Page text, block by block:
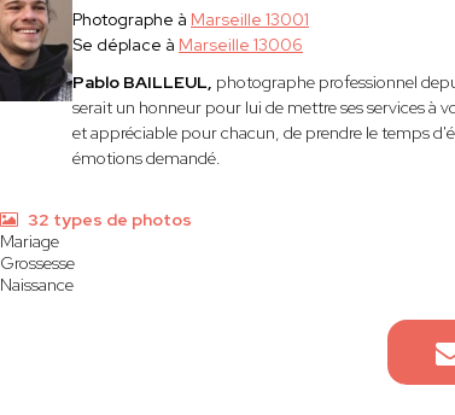
Photographe à Marseille 13001
Se déplace à Marseille 13006
Pablo BAILLEUL, photographe professionnel
serait un honneur pour lui de mettre ses services
et appréciable pour chacun, de prendre le temps
émotions demandé.
32 types de photos
Mariage
Grossesse
Naissance